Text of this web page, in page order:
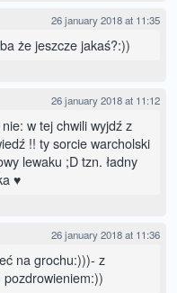
26 january 2018 at 11:35
że jeszcze jakaś?:))
26 january 2018 at 11:12
w tej chwili wyjdź z
!! ty sorcie warcholski
lewaku ;D tzn. ładny
♥
26 january 2018 at 11:36
na grochu:)))- z